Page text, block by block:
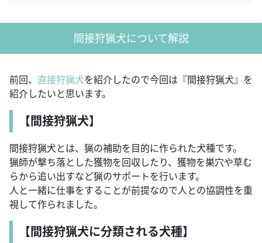
間接狩猟犬について解説
前回、 直接狩猟犬を紹介したので今回は『間接狩猟犬』を
紹介したいと思います。
【間接狩猟犬】
間接狩猟犬とは、猟の補助を目的に作られた犬種です。
猟師が撃ち落とした獲物を回収したり、獲物を巣穴や草む
らから追い出すなど猟のサポートを行います。
人と一緒に仕事をすることが前提なので人との協調性を重
視して作られました。
【間接狩猟犬に分類される犬種】